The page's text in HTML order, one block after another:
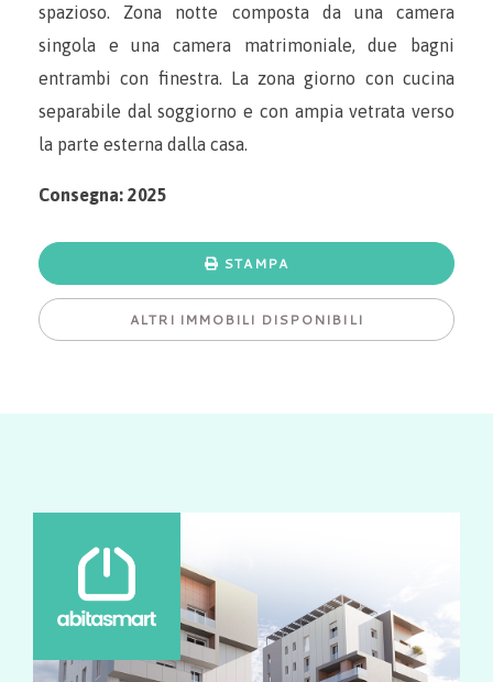
spazioso. Zona notte composta da una camera
singola e una camera matrimoniale, due bagni
entrambi con finestra. La zona giorno con cucina
separabile dal soggiorno e con ampia vetrata verso
la parte esterna dalla casa.
Consegna: 2025
STAMPA
ALTRI IMMOBILI DISPONIBILI